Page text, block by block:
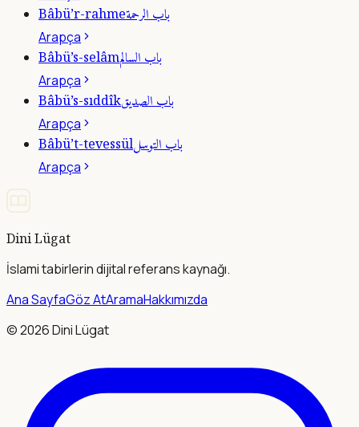
Bâbü’r-rahmeباب الرحمة
Arapça
Bâbü’s-selâmباب السالم
Arapça
Bâbü’s-sıddîkباب الصديق
Arapça
Bâbü’t-tevessülباب التوسل
Arapça
Dini Lügat
İslami tabirlerin dijital referans kaynağı.
Ana SayfaGöz AtAramaHakkımızda
©2026Dini Lügat